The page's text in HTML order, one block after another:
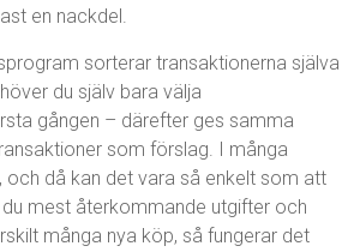
en nackdel.
sorterar transaktionerna själva
du själv bara välja
gången – därefter ges samma
som förslag. I många
och då kan det vara så enkelt som att
du mest återkommande utgifter och
många nya köp, så fungerar det